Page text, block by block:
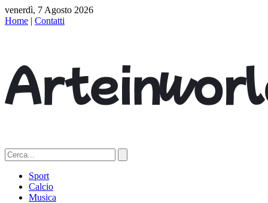
venerdì, 7 Agosto 2026
Home | Contatti
Sport
Calcio
Musica